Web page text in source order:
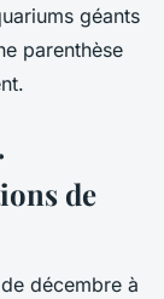
géants
parenthèse
de
décembre à